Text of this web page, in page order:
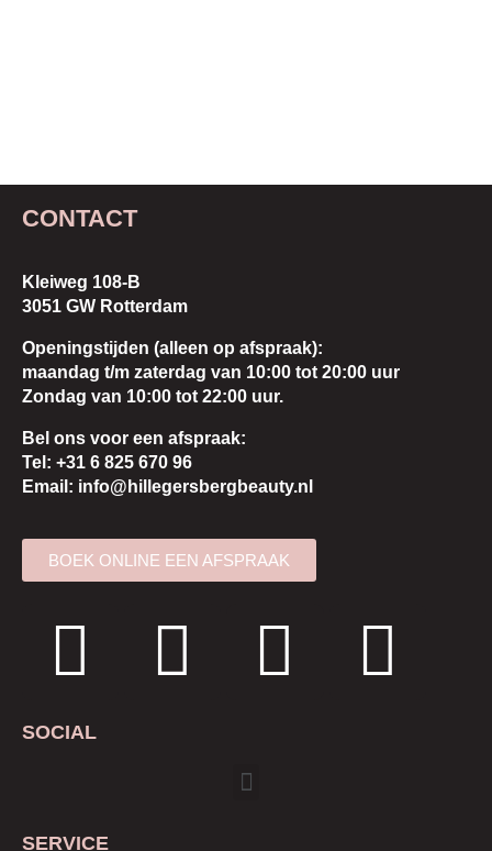
CONTACT
Kleiweg 108-B
3051 GW Rotterdam
Openingstijden (alleen op afspraak):
maandag t/m zaterdag van 10:00 tot 20:00 uur
Zondag van 10:00 tot 22:00 uur.
Bel ons voor een afspraak:
Tel: +31 6 825 670 96
Email: info@hillegersbergbeauty.nl
BOEK ONLINE EEN AFSPRAAK
SOCIAL
SERVICE